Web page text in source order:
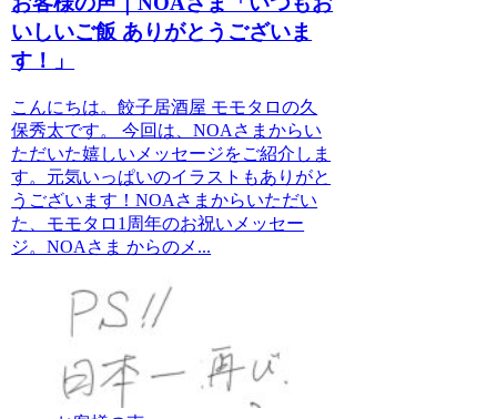
いしいご飯 ありがとうございま
す！」
こんにちは。餃子居酒屋 モモタロの久
保秀太です。 今回は、NOAさまからい
ただいた嬉しいメッセージをご紹介しま
す。元気いっぱいのイラストもありがと
うございます！NOAさまからいただい
た、モモタロ1周年のお祝いメッセー
ジ。NOAさま からのメ...